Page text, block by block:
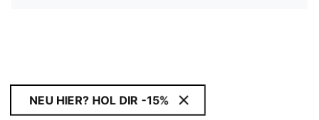
NEU HIER? HOL DIR -15%